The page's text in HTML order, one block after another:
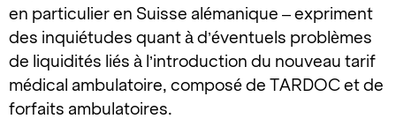
en particulier en Suisse alémanique – expriment
des inquiétudes quant à d’éventuels problèmes
de liquidités liés à l’introduction du nouveau tarif
médical ambulatoire, composé de TARDOC et de
forfaits ambulatoires.